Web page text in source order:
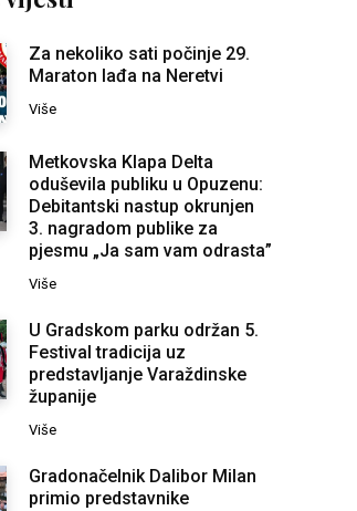
Za nekoliko sati počinje 29.
Maraton lađa na Neretvi
Više
Metkovska Klapa Delta
oduševila publiku u Opuzenu:
Debitantski nastup okrunjen
3. nagradom publike za
pjesmu „Ja sam vam odrasta”
Više
U Gradskom parku održan 5.
Festival tradicija uz
predstavljanje Varaždinske
županije
Više
Gradonačelnik Dalibor Milan
primio predstavnike